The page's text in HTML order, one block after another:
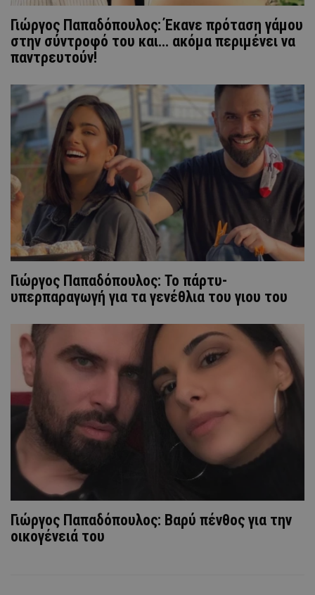
Γιώργος Παπαδόπουλος: Έκανε πρόταση γάμου
στην σύντροφό του και... ακόμα περιμένει να
παντρευτούν!
Γιώργος Παπαδόπουλος: Το πάρτυ-
υπερπαραγωγή για τα γενέθλια του γιου του
Γιώργος Παπαδόπουλος: Βαρύ πένθος για την
οικογένειά του